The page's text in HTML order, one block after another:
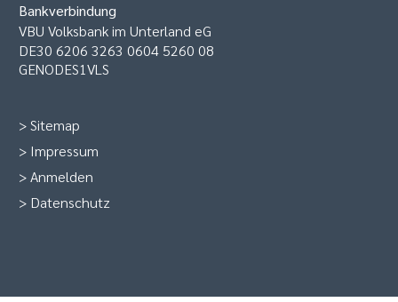
Bankverbindung
VBU Volksbank im Unterland eG
DE30 6206 3263 0604 5260 08
GENODES1VLS
>Sitemap
> Impressum
>Anmelden
> Datenschutz